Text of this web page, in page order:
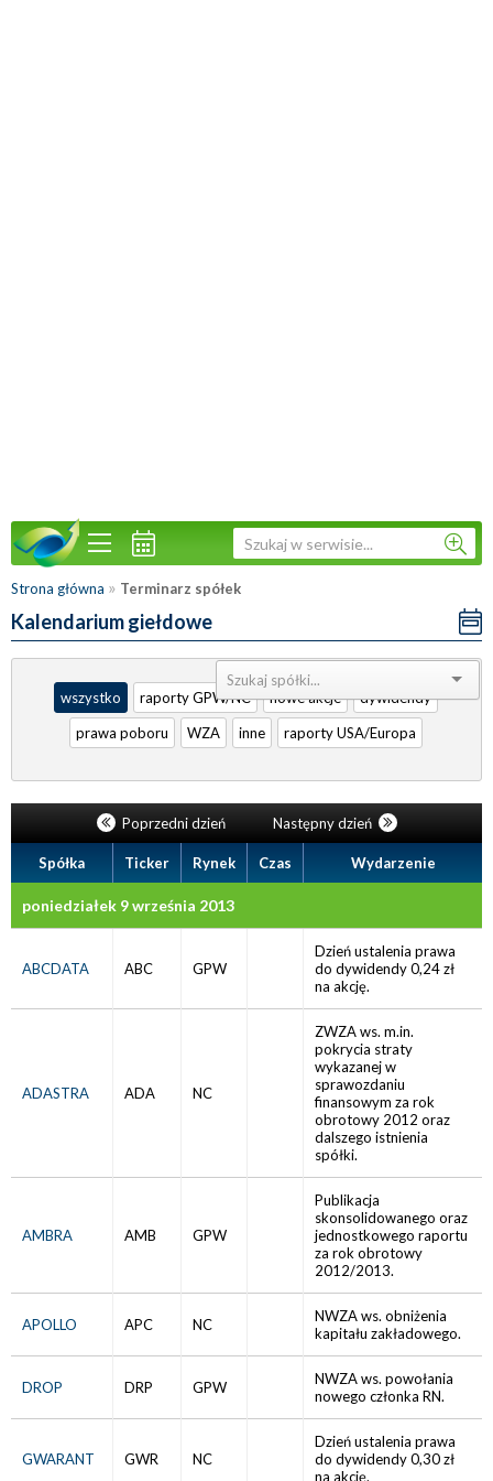
Strona główna » Terminarz spółek
Kalendarium giełdowe
Sortuj:
wszystko
raporty GPW/NC nowe akcje
dywidendy
prawa poboru
WZA inne raporty USA/Europa
Poprzedni dzień Następny dzień
Spółka Ticker Rynek Czas Wydarzenie
poniedziałek 9 września 2013
ABCDATA ABC GPW
Dzień ustalenia prawa
do dywidendy 0,24 zł
na akcję.
ADASTRA ADA NC
ZWZA ws. m.in.
pokrycia straty
wykazanej w
sprawozdaniu
finansowym za rok
obrotowy 2012 oraz
dalszego istnienia
spółki.
AMBRA AMB GPW
Publikacja
skonsolidowanego oraz
jednostkowego raportu
za rok obrotowy
2012/2013.
APOLLO APC NC
NWZA ws. obniżenia
kapitału zakładowego.
DROP DRP GPW
NWZA ws. powołania
nowego członka RN.
GWARANT GWR NC
Dzień ustalenia prawa
do dywidendy 0,30 zł
na akcję.